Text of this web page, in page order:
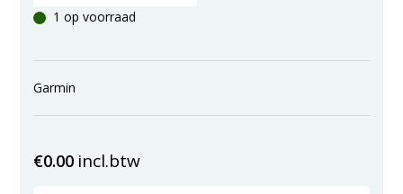
1 op voorraad
Garmin
€0.00 incl.btw